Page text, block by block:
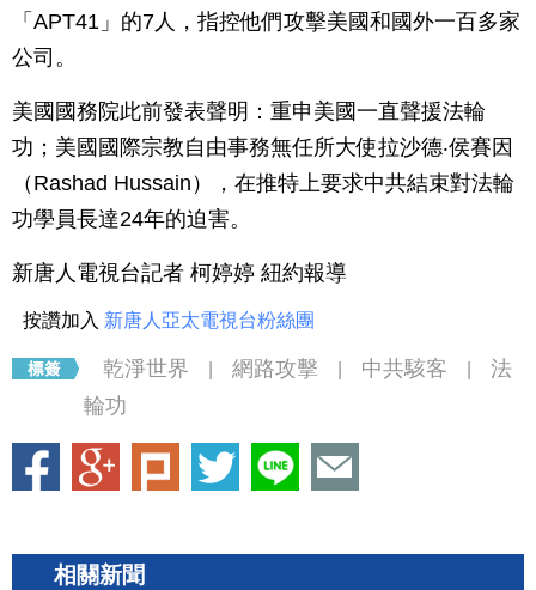
「APT41」的7人，指控他們攻擊美國和國外一百多家
公司。
美國國務院此前發表聲明：重申美國一直聲援法輪
功；美國國際宗教自由事務無任所大使拉沙德‧侯賽因
（Rashad Hussain），在推特上要求中共結束對法輪
功學員長達24年的迫害。
新唐人電視台記者 柯婷婷 紐約報導
按讚加入 新唐人亞太電視台粉絲團
乾淨世界 網路攻擊 中共駭客
法
輪功
相關新聞